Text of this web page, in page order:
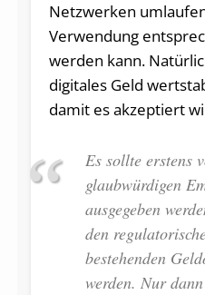
Netzwerken
Verwendung
werden kann.
digitales Geld
damit es akzeptiert
Es sollte erstens
glaubwürdigen
ausgegeben
den
bestehenden
werden. Nur